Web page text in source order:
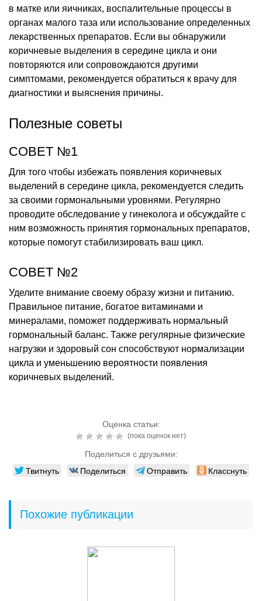
в матке или яичниках, воспалительные процессы в
органах малого таза или использование определенных
лекарственных препаратов. Если вы обнаружили
коричневые выделения в середине цикла и они
повторяются или сопровождаются другими
симптомами, рекомендуется обратиться к врачу для
диагностики и выяснения причины.
Полезные советы
СОВЕТ №1
Для того чтобы избежать появления коричневых
выделений в середине цикла, рекомендуется следить
за своими гормональными уровнями. Регулярно
проводите обследование у гинеколога и обсуждайте с
ним возможность принятия гормональных препаратов,
которые помогут стабилизировать ваш цикл.
СОВЕТ №2
Уделите внимание своему образу жизни и питанию.
Правильное питание, богатое витаминами и
минералами, поможет поддерживать нормальный
гормональный баланс. Также регулярные физические
нагрузки и здоровый сон способствуют нормализации
цикла и уменьшению вероятности появления
коричневых выделений.
Оценка статьи:
(пока оценок нет)
Поделиться с друзьями:
Твитнуть Поделиться Отправить Класснуть
Похожие публикации